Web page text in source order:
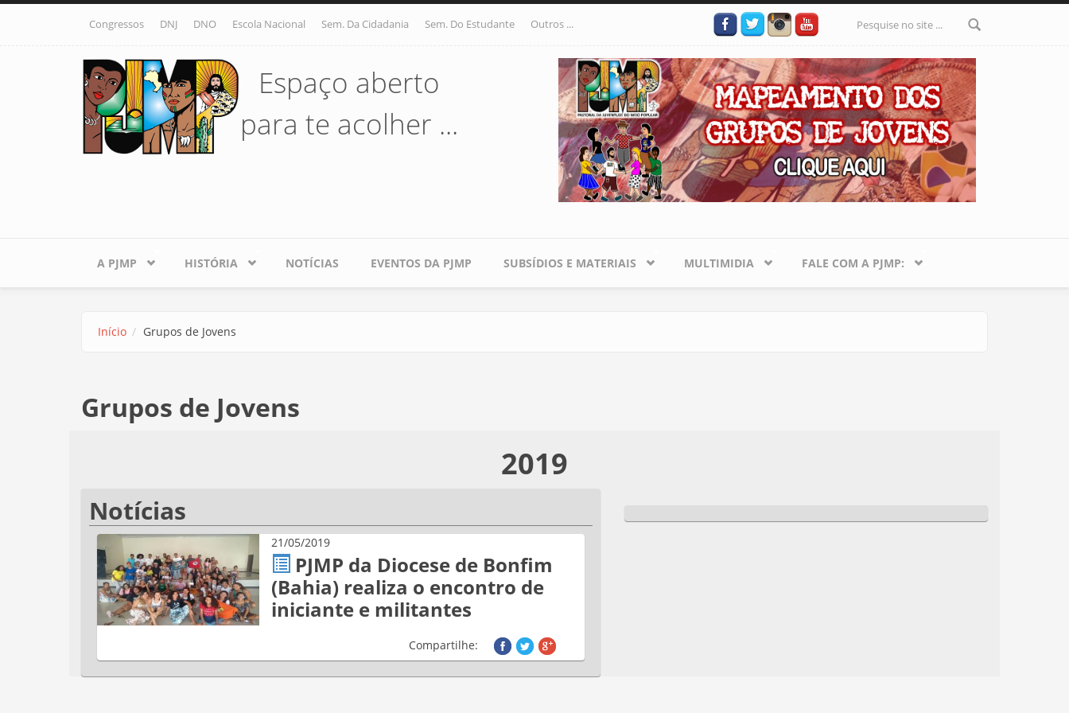
Pular para o conteúdo principal
Congressos DNJ DNO Escola Nacional Sem. Da Cidadania Sem. Do Estudante Outros ...
Formulário
de busca
Espaço aberto
para te acolher ...
A PJMP HISTÓRIA NOTÍCIAS EVENTOS DA PJMP SUBSÍDIOS E MATERIAIS MULTIMIDIA FALE COM A PJMP:
Início Grupos de Jovens
Grupos de Jovens
2019
Notícias
21/05/2019
PJMP da Diocese de Bonfim
(Bahia) realiza o encontro de
iniciante e militantes
Compartilhe: